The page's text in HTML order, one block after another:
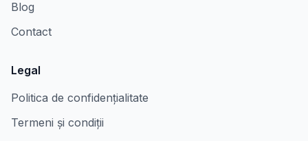
Blog
Contact
Legal
Politica de confidențialitate
Termeni și condiții